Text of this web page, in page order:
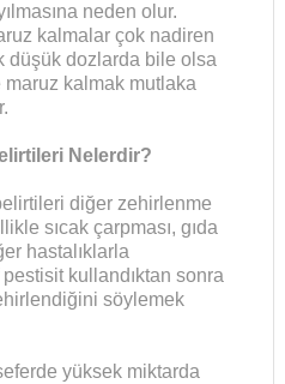
neden olur.
kalmalar çok nadiren
düşük dozlarda bile olsa
kalmak mutlaka
Nelerdir?
diğer zehirlenme
sıcak çarpması, gıda
hastalıklarla
pestisit kullandıktan sonra
söylemek
yüksek miktarda